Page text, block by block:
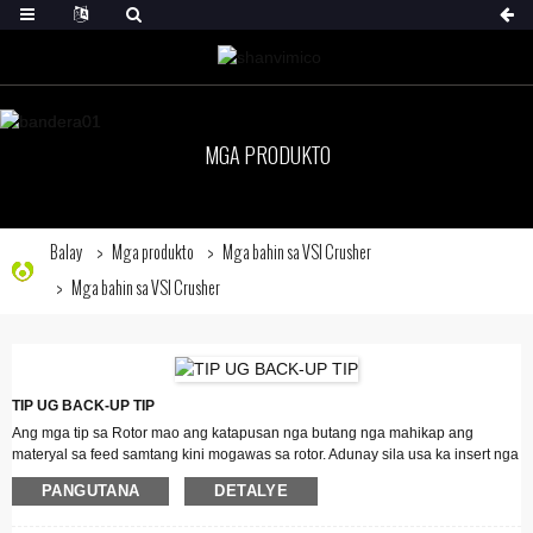
MGA PRODUKTO
Balay Mga produkto
Mga bahin sa VSI Crusher
Mga bahin sa VSI Crusher
TIP UG BACK-UP TIP
Ang mga tip sa Rotor mao ang katapusan nga butang nga mahikap ang
materyal sa feed samtang kini mogawas sa rotor. Adunay sila usa ka insert nga
Tungsten nga nagpauswag sa kinabuhi sa pagsul-ob. Kanunay namon nga
gigamit ang kinabuhi sa mga tip ingon usa ka reference point alang sa ubang
PANGUTANA DETALYE